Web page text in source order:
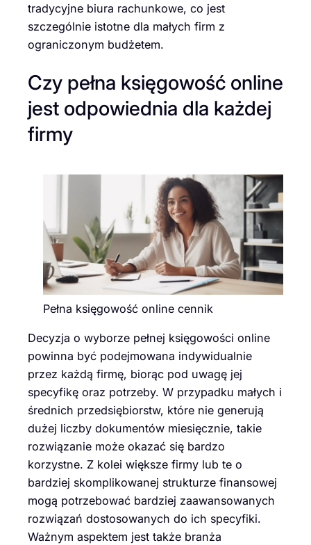
tradycyjne biura rachunkowe, co jest
szczególnie istotne dla małych firm z
ograniczonym budżetem.
Czy pełna księgowość online
jest odpowiednia dla każdej
firmy
Pełna księgowość online cennik
Decyzja o wyborze pełnej księgowości online
powinna być podejmowana indywidualnie
przez każdą firmę, biorąc pod uwagę jej
specyfikę oraz potrzeby. W przypadku małych i
średnich przedsiębiorstw, które nie generują
dużej liczby dokumentów miesięcznie, takie
rozwiązanie może okazać się bardzo
korzystne. Z kolei większe firmy lub te o
bardziej skomplikowanej strukturze finansowej
mogą potrzebować bardziej zaawansowanych
rozwiązań dostosowanych do ich specyfiki.
Ważnym aspektem jest także branża